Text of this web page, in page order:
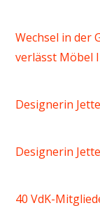
Wechsel in der
verlässt Möbel
Designerin
Designerin
40 VdK-